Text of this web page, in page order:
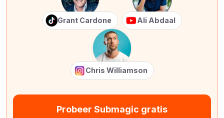
Grant Cardone Ali Abdaal
Chris Williamson
Probeer Submagic gratis